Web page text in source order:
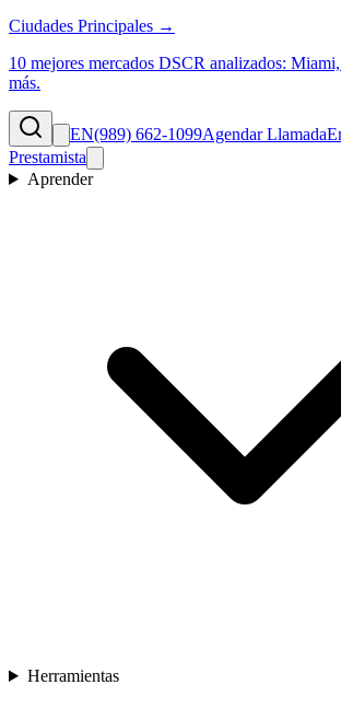
Ciudades Principales →
10 mejores mercados DSCR analizados:
más.
EN(989) 662-1099Agendar Llamada
Prestamista
Aprender
Herramientas